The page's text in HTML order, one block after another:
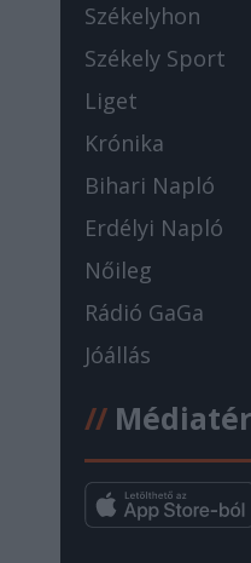
Székelyhon
Székely Sport
Liget
Krónika
Bihari Napló
Erdélyi Napló
Nőileg
Rádió GaGa
Jóállás
//